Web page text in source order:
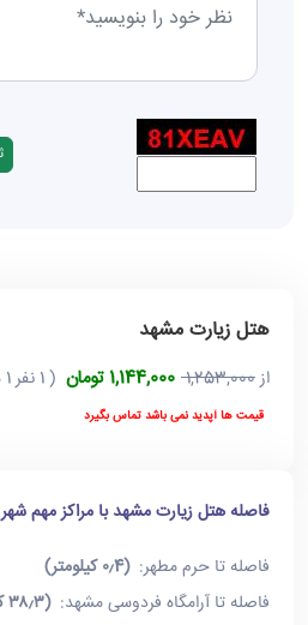
هتل زیارت مشهد
از1,253,000 1,144,000 تومان ( 1 نفر 1 شب)
قیمت ها آپدید نمی باشد تماس بگیرد
فاصله هتل زیارت مشهد با مراکز مهم شهر
فاصله تا حرم مطهر:(۰٫4 کیلومتر)
فاصله تا آرامگاه فردوسی مشهد:(۳۸٫۳ کیلومتر)